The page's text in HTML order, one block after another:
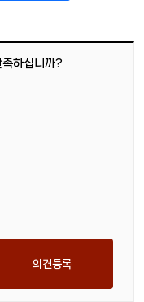
족하십니까?
의견등록